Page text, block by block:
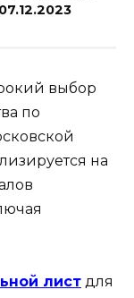
07.12.2023
выбор
по
на
лист для